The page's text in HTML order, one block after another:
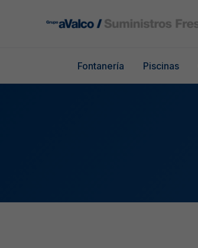
Fontanería Piscinas